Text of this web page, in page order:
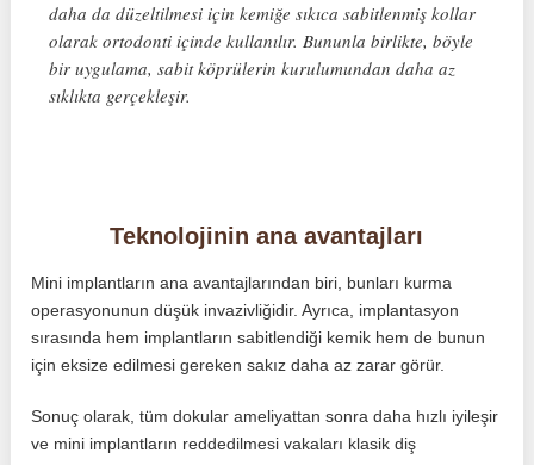
daha da düzeltilmesi için kemiğe sıkıca sabitlenmiş kollar
olarak ortodonti içinde kullanılır. Bununla birlikte, böyle
bir uygulama, sabit köprülerin kurulumundan daha az
sıklıkta gerçekleşir.
Teknolojinin ana avantajları
Mini implantların ana avantajlarından biri, bunları kurma
operasyonunun düşük invazivliğidir. Ayrıca, implantasyon
sırasında hem implantların sabitlendiği kemik hem de bunun
için eksize edilmesi gereken sakız daha az zarar görür.
Sonuç olarak, tüm dokular ameliyattan sonra daha hızlı iyileşir
ve mini implantların reddedilmesi vakaları klasik diş